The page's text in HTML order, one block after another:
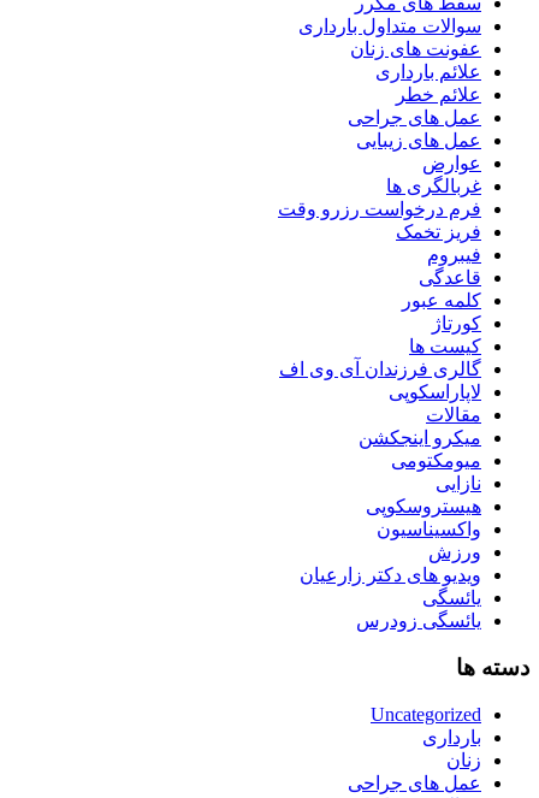
سوالات متداول بارداری
عفونت های زنان
علائم بارداری
علائم خطر
عمل های جراحی
عمل های زیبایی
عوارض
غربالگری ها
فرم درخواست رزرو وقت
فریز تخمک
فیبروم
قاعدگی
کلمه عبور
کورتاژ
کیست ها
گالری فرزندان آی وی اف
لاپاراسکوپی
مقالات
میکرو اینجکشن
میومکتومی
نازایی
هیستروسکوپی
واکسیناسیون
ورزش
ویدیو های دکتر زارعیان
یائسگی
یائسگی زودرس
دسته ها
Uncategorized
بارداری
زنان
عمل های جراحی